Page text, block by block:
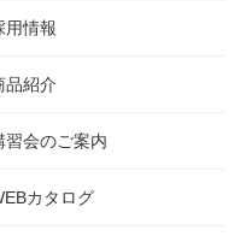
用情報
品紹介
習会のご案内
カタログ